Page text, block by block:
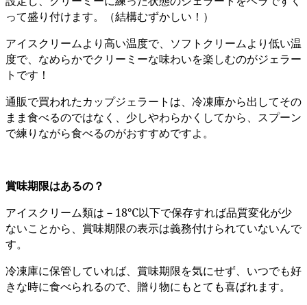
って盛り付けます。（結構むずかしい！）
アイスクリームより高い温度で、ソフトクリームより低い温
度で、なめらかでクリーミーな味わいを楽しむのがジェラー
トです！
通販で買われたカップジェラートは、冷凍庫から出してその
まま食べるのではなく、少しやわらかくしてから、スプーン
で練りながら食べるのがおすすめですよ。
賞味期限はあるの？
アイスクリーム類は－18℃以下で保存すれば品質変化が少
ないことから、賞味期限の表示は義務付けられていないんで
す。
冷凍庫に保管していれば、賞味期限を気にせず、いつでも好
きな時に食べられるので、贈り物にもとても喜ばれます。